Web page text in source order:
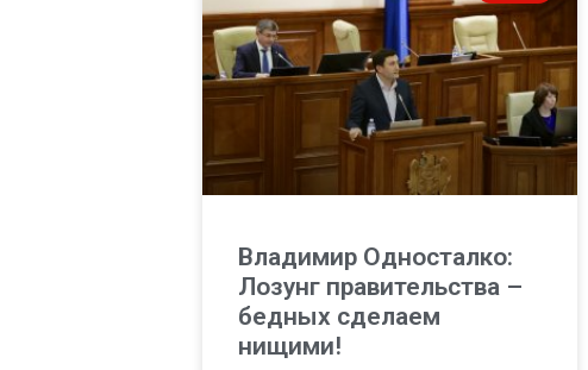
Владимир Односталко:
Лозунг правительства –
бедных сделаем
нищими!